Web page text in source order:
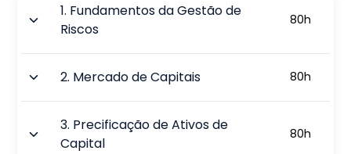
1. Fundamentos da Gestão de
Riscos
80h
2. Mercado de Capitais 80h
3. Precificação de Ativos de
Capital
80h